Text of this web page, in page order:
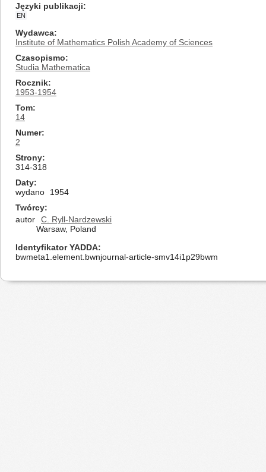
Języki publikacji
EN
Wydawca
Institute of Mathematics Polish Academy of Sciences
Czasopismo
Studia Mathematica
Rocznik
1953-1954
Tom
14
Numer
2
Strony
314-318
Daty
wydano
1954
Twórcy
autor
C. Ryll-Nardzewski
Warsaw, Poland
Identyfikator YADDA
bwmeta1.element.bwnjournal-article-smv14i1p29bwm